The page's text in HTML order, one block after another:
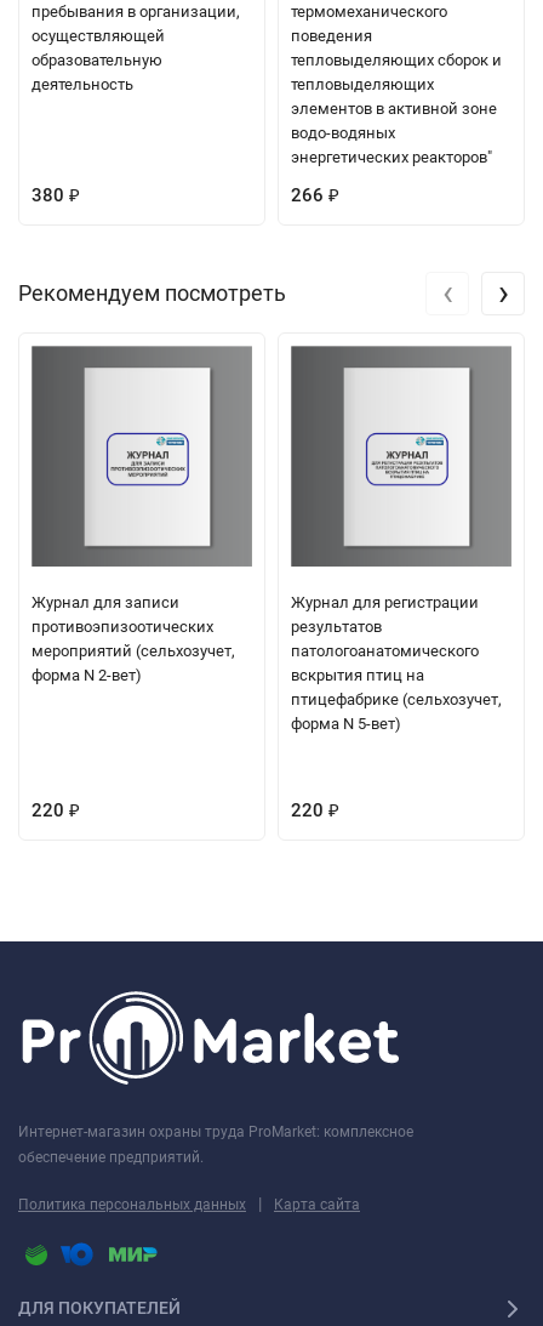
пребывания в организации,
осуществляющей
образовательную
деятельность
380 ₽
термомеханического
поведения
тепловыделяющих сборок и
тепловыделяющих
элементов в активной зоне
водо-водяных
энергетических реакторов"
266 ₽
Рекомендуем посмотреть
Журнал для записи
противоэпизоотических
мероприятий (сельхозучет,
форма N 2-вет)
220 ₽
Журнал для регистрации
результатов
патологоанатомического
вскрытия птиц на
птицефабрике (сельхозучет,
форма N 5-вет)
220 ₽
‹ ›
Интернет-магазин охраны труда ProMarket: комплексное
обеспечение предприятий.
Политика персональных данных | Карта сайта
ДЛЯ ПОКУПАТЕЛЕЙ